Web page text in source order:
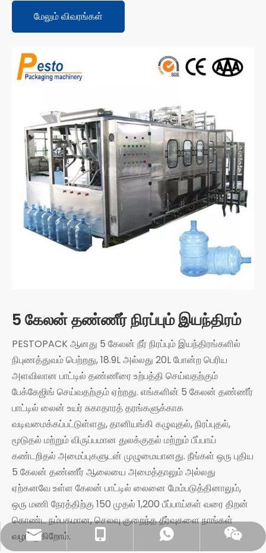
மேலும் விவரங்கள்
5 கேலன் தண்ணீர் நிரப்பும் இயந்திரம்
PESTOPACK ஆனது 5 கேலன் நீர் நிரப்பும் இயந்திரங்களில்
நிபுணத்துவம் பெற்றது, 18.9L அல்லது 20L போன்ற பெரிய
அளவிலான பாட்டில் தண்ணீரை உற்பத்தி செய்வதற்கும்
பேக்கேஜிங் செய்வதற்கும் ஏற்றது. எங்களின் 5 கேலன் தண்ணீர்
பாட்டில் லைன் உயர் சுகாதாரத் தரங்களுக்காக
வடிவமைக்கப்பட்டுள்ளது, தானியங்கி கழுவுதல், நிரப்புதல்,
மூடுதல் மற்றும் விருப்பமான துலக்குதல் மற்றும் பீப்பாய்
கண்டறிதல் அமைப்புகளுடன் முழுமையானது. நீங்கள் ஒரு புதிய
5 கேலன் தண்ணீர் ஆலையை அமைத்தாலும் அல்லது
ஏற்கனவே உள்ள கேலன் பாட்டில் லைனை மேம்படுத்தினாலும்,
ஒரு மணி நேரத்திற்கு 150 முதல் 1,200 பீப்பாய்கள் வரை திறன்
கொண்ட நம்பகமான, செலவு குறைந்த தீர்வுகளை நாங்கள்
வழங்குகிறோம்.
sales@pestopack.com
0086- 18151995436